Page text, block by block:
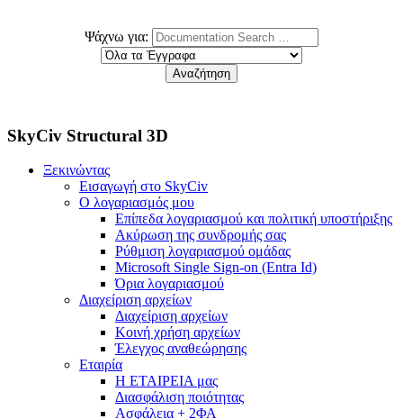
Ψάχνω για:
SkyCiv Structural 3D
Ξεκινώντας
Εισαγωγή στο SkyCiv
Ο λογαριασμός μου
Επίπεδα λογαριασμού και πολιτική υποστήριξης
Ακύρωση της συνδρομής σας
Ρύθμιση λογαριασμού ομάδας
Microsoft Single Sign-on (Entra Id)
Όρια λογαριασμού
Διαχείριση αρχείων
Διαχείριση αρχείων
Κοινή χρήση αρχείων
Έλεγχος αναθεώρησης
Εταιρία
Η ΕΤΑΙΡΕΙΑ μας
Διασφάλιση ποιότητας
Ασφάλεια + 2ΦΑ